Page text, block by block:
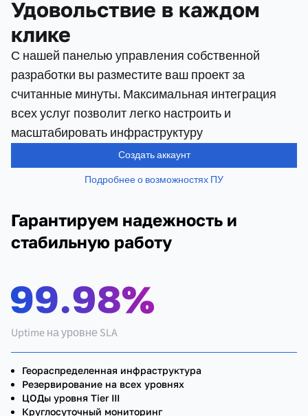
Удовольствие в каждом
клике
С нашей панелью управления собственной
разработки вы разместите ваш проект за
считанные минуты. Максимальная интеграция
всех услуг позволит легко настроить и
масштабировать инфраструктуру
Создать аккаунт
Подробнее о возможностях ПУ
Гарантируем надежность и
стабильную работу
Uptime на уровне SLA
Геораспределенная инфраструктура
Резервирование на всех уровнях
ЦОДы уровня Tier III
Круглосуточный мониторинг